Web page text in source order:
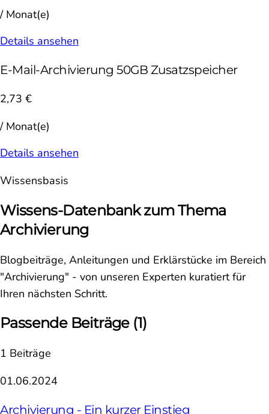
/ Monat(e)
Details ansehen
E-Mail-Archivierung 50GB Zusatzspeicher
2,73 €
/ Monat(e)
Details ansehen
Wissensbasis
Wissens-Datenbank zum Thema
Archivierung
Blogbeiträge, Anleitungen und Erklärstücke im Bereich
"Archivierung" - von unseren Experten kuratiert für
Ihren nächsten Schritt.
Passende Beiträge (1)
1 Beiträge
01.06.2024
Archivierung - Ein kurzer Einstieg